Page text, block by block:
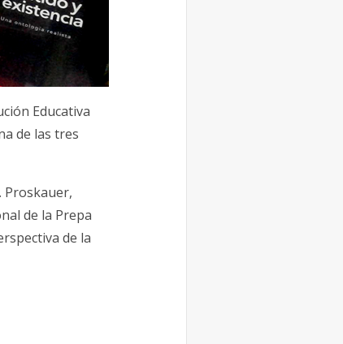
Educativa
de las tres
Proskauer,
de la Prepa
de la